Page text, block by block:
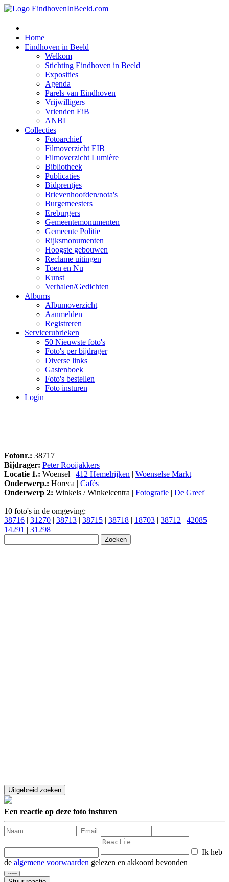
Home
Eindhoven in Beeld
Welkom
Stichting Eindhoven in Beeld
Exposities
Agenda
Parels van Eindhoven
Vrijwilligers
Vrienden EiB
ANBI
Collecties
Fotoarchief
Filmoverzicht EIB
Filmoverzicht Lumière
Bibliotheek
Publicaties
Bidprentjes
Brievenhoofden/nota's
Burgemeesters
Ereburgers
Gemeentemonumenten
Gemeente Politie
Rijksmonumenten
Hoogste gebouwen
Reclame uitingen
Toen en Nu
Kunst
Verhalen/Gedichten
Albums
Albumoverzicht
Aanmelden
Registreren
Servicerubrieken
50 Nieuwste foto's
Foto's per bijdrager
Diverse links
Gastenboek
Foto's bestellen
Foto insturen
Login
Fotonr.: 38717
Bijdrager: Peter Rooijakkers
Locatie 1.: Woensel | 412 Hemelrijken | Woenselse Markt
Onderwerp.: Horeca | Cafés
Onderwerp 2: Winkels / Winkelcentra | Fotografie | De Greef
10 foto's in de omgeving:
38716 | 31270 | 38713 | 38715 | 38718 | 18703 | 38712 | 42085 |
14291 | 31298
Een reactie op deze foto insturen
Ik heb
de algemene voorwaarden gelezen en akkoord bevonden